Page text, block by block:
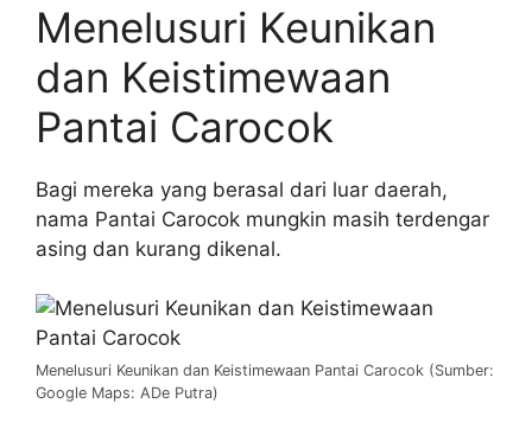
Menelusuri Keunikan
dan Keistimewaan
Pantai Carocok
Bagi mereka yang berasal dari luar daerah,
nama Pantai Carocok mungkin masih terdengar
asing dan kurang dikenal.
Menelusuri Keunikan dan Keistimewaan Pantai Carocok (Sumber:
Google Maps: ADe Putra)